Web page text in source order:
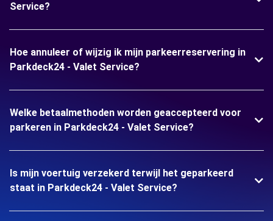
Service?
Hoe annuleer of wijzig ik mijn parkeerreservering in
Parkdeck24 - Valet Service?
Welke betaalmethoden worden geaccepteerd voor
parkeren in Parkdeck24 - Valet Service?
Is mijn voertuig verzekerd terwijl het geparkeerd
staat in Parkdeck24 - Valet Service?